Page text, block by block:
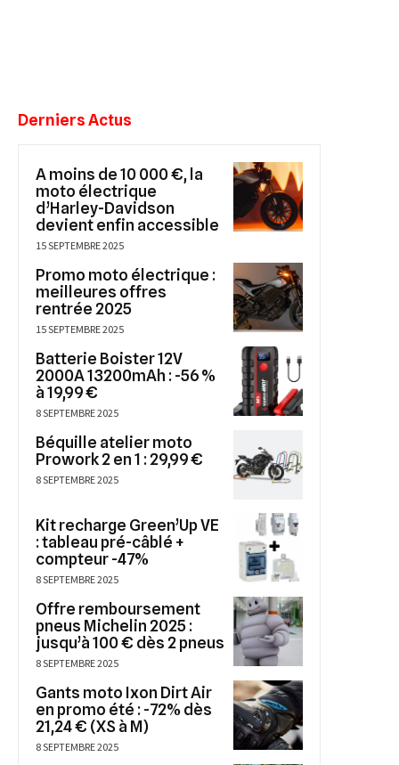
Derniers Actus
A moins de 10 000 €, la
moto électrique
d’Harley-Davidson
devient enfin accessible
15 SEPTEMBRE 2025
Promo moto électrique :
meilleures offres
rentrée 2025
15 SEPTEMBRE 2025
Batterie Boister 12V
2000A 13200mAh : -56 %
à 19,99 €
8 SEPTEMBRE 2025
Béquille atelier moto
Prowork 2 en 1 : 29,99 €
8 SEPTEMBRE 2025
Kit recharge Green’Up VE
: tableau pré-câblé +
compteur -47%
8 SEPTEMBRE 2025
Offre remboursement
pneus Michelin 2025 :
jusqu’à 100 € dès 2 pneus
8 SEPTEMBRE 2025
Gants moto Ixon Dirt Air
en promo été : -72% dès
21,24 € (XS à M)
8 SEPTEMBRE 2025